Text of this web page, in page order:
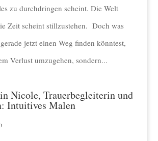
zu durchdringen scheint. Die Welt
Zeit scheint stillzustehen. Doch was
jetzt einen Weg finden könntest,
Verlust umzugehen, sondern...
Nicole, Trauerbegleiterin und
Intuitives Malen